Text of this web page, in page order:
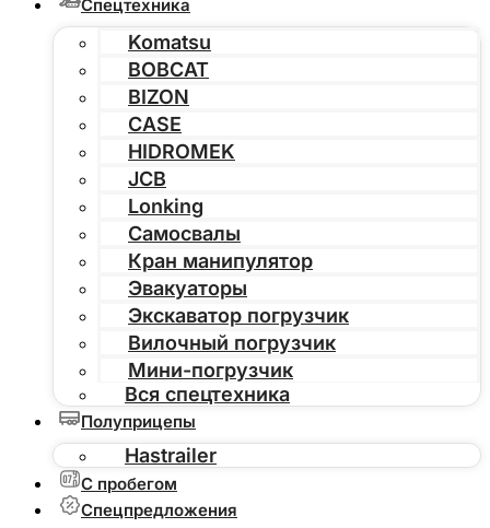
Спецтехника
Komatsu
BOBCAT
BIZON
CASE
HIDROMEK
JCB
Lonking
Самосвалы
Кран манипулятор
Эвакуаторы
Экскаватор погрузчик
Вилочный погрузчик
Мини-погрузчик
Вся спецтехника
Полуприцепы
Hastrailer
С пробегом
Спецпредложения